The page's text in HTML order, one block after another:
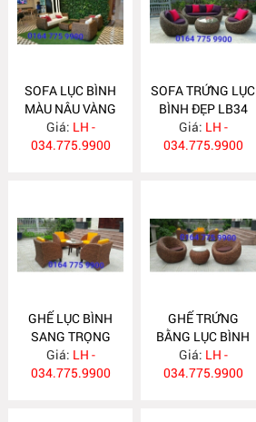
SOFA LỤC BÌNH
MÀU NÂU VÀNG
ĐẸP LB35
Giá: LH -
034.775.9900
SOFA TRỨNG LỤC
BÌNH ĐẸP LB34
Giá: LH -
034.775.9900
GHẾ LỤC BÌNH
SANG TRỌNG
CHO KHÁCH SẠN
LB32
Giá: LH -
034.775.9900
GHẾ TRỨNG
BẰNG LỤC BÌNH
LB31
Giá: LH -
034.775.9900